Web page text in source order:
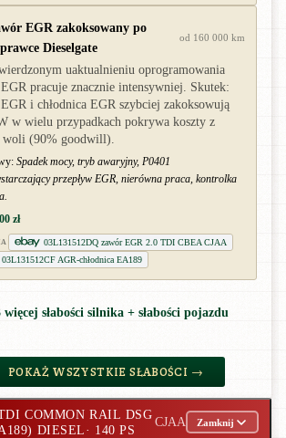
EGR zakoksowany po
Dieselgate
od 160 000 km
uaktualnieniu oprogramowania
pracuje znacznie intensywniej. Skutek:
i chłodnica EGR szybciej zakoksowują
w wielu przypadkach pokrywa koszty z
woli (90% goodwill).
Spadek mocy, tryb awaryjny, P0401
przepływ EGR, nierówna praca, kontrolka
zł
03L131512DQ zawór EGR 2.0 TDI CBEA CJAA
03L131512CF AGR-chłodnica EA189
więcej słabości silnika + słabości pojazdu
POKAŻ WSZYSTKIE SŁABOŚCI →
COMMON RAIL DSG
DIESEL· 140 PS
CJAA Zamknij